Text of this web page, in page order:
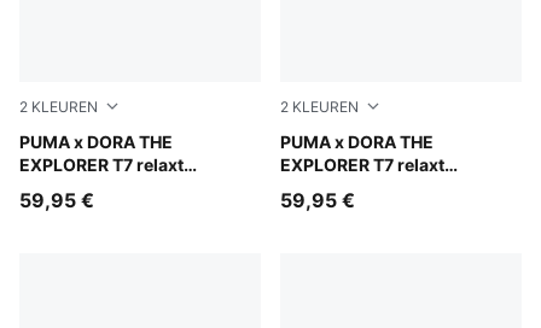
2 KLEUREN
PUMA x DORA THE
EXPLORER T7 relaxt
ronde hals voor kinderen
Mauve Glow
59,95 €
2 KLEUREN
PUMA x DORA THE
EXPLORER T7 relaxt
ronde hals voor kinderen
Chambray Blue
59,95 €